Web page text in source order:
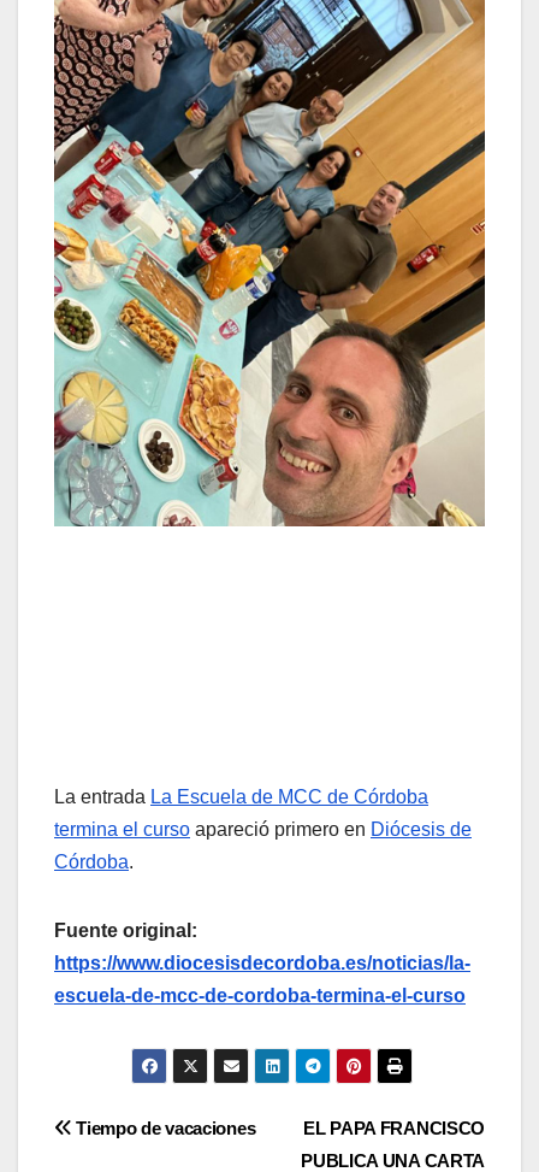
La entrada La Escuela de MCC de Córdoba
termina el curso apareció primero en Diócesis de
Córdoba.
Fuente original:
https://www.diocesisdecordoba.es/noticias/la-
escuela-de-mcc-de-cordoba-termina-el-curso
Navegación
EL PAPA FRANCISCO
PUBLICA UNA CARTA
Tiempo de vacaciones